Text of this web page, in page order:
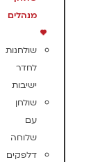
מנהלים
שולחנות
לחדר
ישיבות
שולחן
עם
שלוחה
דלפקים